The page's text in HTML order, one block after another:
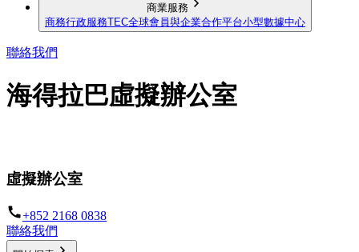
商業服務
商務行政服務TEC全球會員與企業合作平台小型數據中心
聯絡我們
海得拉巴虛擬辦公室
虛擬辦公室
+852 2168 0838
聯絡我們